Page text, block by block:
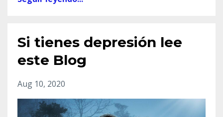
Si tienes depresión lee
este Blog
Aug 10, 2020